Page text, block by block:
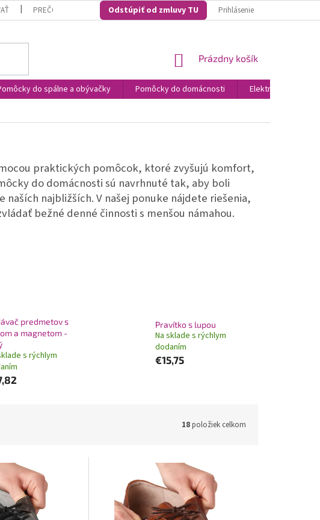
PREČO NAKUPOVAŤ U NÁS? ...NAŠE KONKURENČNÉ VÝHODY
Odstúpiť od zmluvy TU Prihlásenie
NÁKUPNÝ
Prázdny košík
do spálne a obývačky Pomôcky do domácnosti Elektronika
praktických pomôcok, ktoré zvyšujú komfort,
do domácnosti sú navrhnuté tak, aby boli
najbližších. V našej ponuke nájdete riešenia,
bežné denné činnosti s menšou námahou.
predmetov s
a magnetom -
s rýchlym
Pravítko s lupou
Na sklade s rýchlym
dodaním
€15,75
18položiek celkom